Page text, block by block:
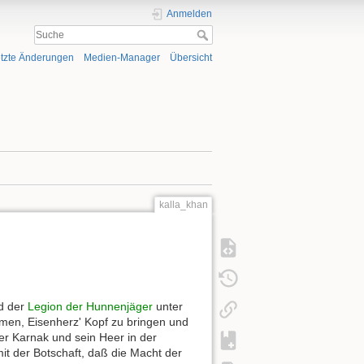
Anmelden
Änderungen Medien-Manager Übersicht
kalla_khan
der Legion der Hunnenjäger unter
Eisenherz' Kopf zu bringen und
Karnak und sein Heer in der
der Botschaft, daß die Macht der